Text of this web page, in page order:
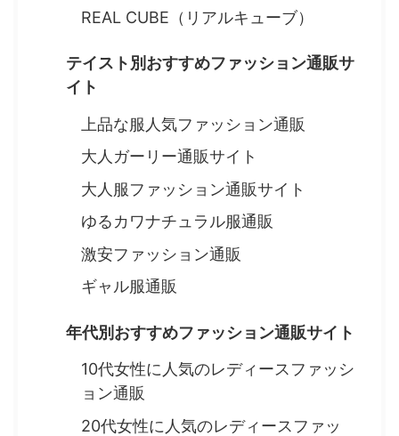
REAL CUBE（リアルキューブ）
テイスト別おすすめファッション通販サ
イト
上品な服人気ファッション通販
大人ガーリー通販サイト
大人服ファッション通販サイト
ゆるカワナチュラル服通販
激安ファッション通販
ギャル服通販
年代別おすすめファッション通販サイト
10代女性に人気のレディースファッシ
ョン通販
20代女性に人気のレディースファッ